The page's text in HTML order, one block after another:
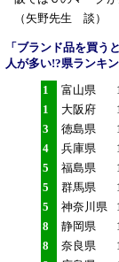
（矢野先生 談）
「ブランド品を買う
人が多い!?県ランキ
1
富山県
1
大阪府
3
徳島県
4
兵庫県
5
福島県
5
群馬県
5
神奈川県
8
静岡県
8
奈良県